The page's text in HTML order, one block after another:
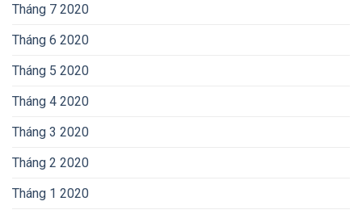
Tháng 7 2020
Tháng 6 2020
Tháng 5 2020
Tháng 4 2020
Tháng 3 2020
Tháng 2 2020
Tháng 1 2020